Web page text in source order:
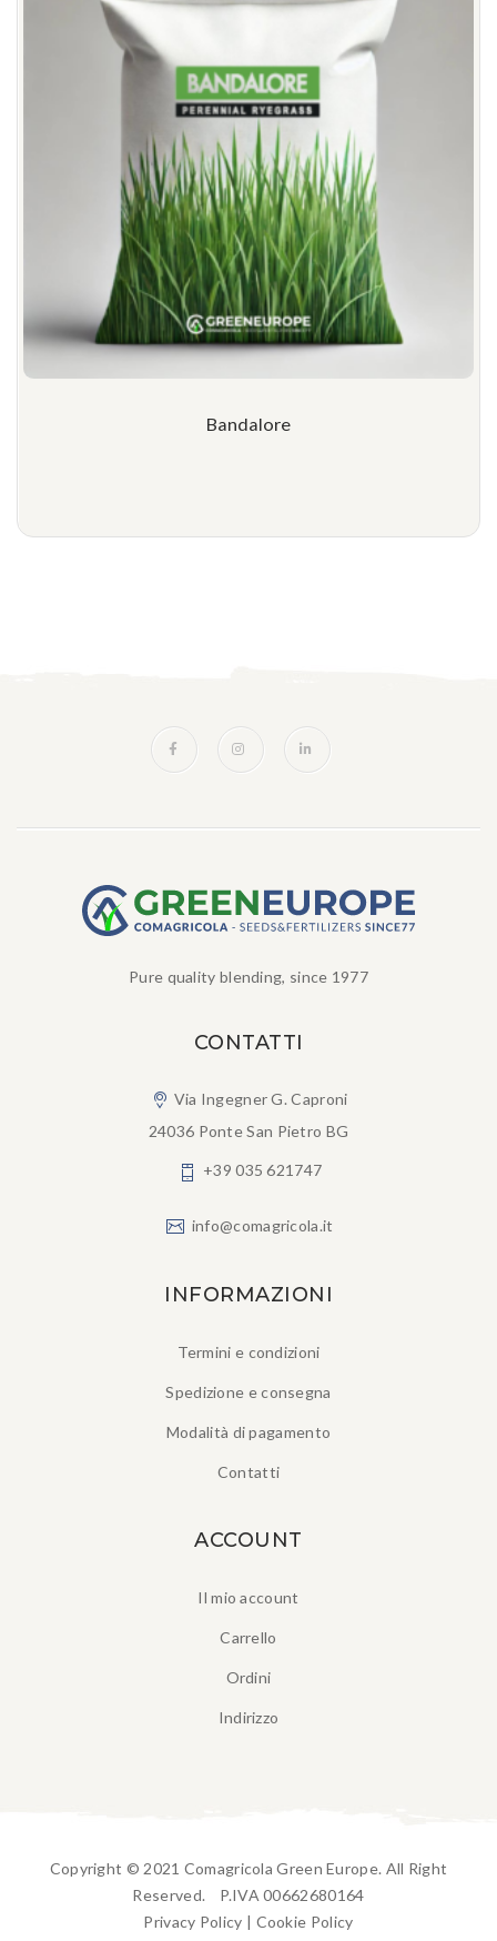
Bandalore
Pure quality blending, since 1977
CONTATTI
Via Ingegner G. Caproni
24036 Ponte San Pietro BG
+39 035 621747
info@comagricola.it
INFORMAZIONI
Termini e condizioni
Spedizione e consegna
Modalità di pagamento
Contatti
ACCOUNT
Il mio account
Carrello
Ordini
Indirizzo
Copyright © 2021 Comagricola Green Europe. All Right
Reserved. P.IVA 00662680164
Privacy Policy | Cookie Policy